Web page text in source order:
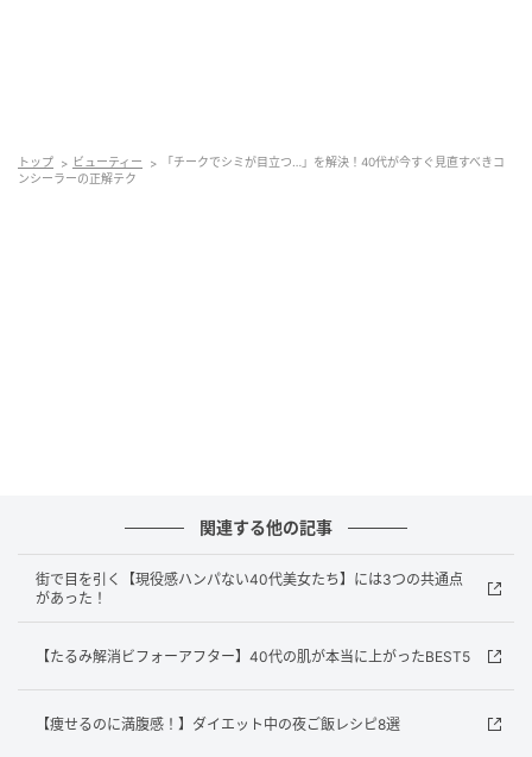
部調べ〉（）
濡れスポンジにコンシーラーをなじませて、チークの
着したと思ったら重ねるのをストップ。
トップ ビューティー
「チークでシミが目立つ…」を解決！40代が今すぐ見直すべきコ
ンシーラーの正解テク
関連する他の記事
街で目を引く【現役感ハンパない40代美女たち】には3つの共通点
があった！
【たるみ解消ビフォーアフター】40代の肌が本当に上がったBEST5
【痩せるのに満腹感！】ダイエット中の夜ご飯レシピ8選